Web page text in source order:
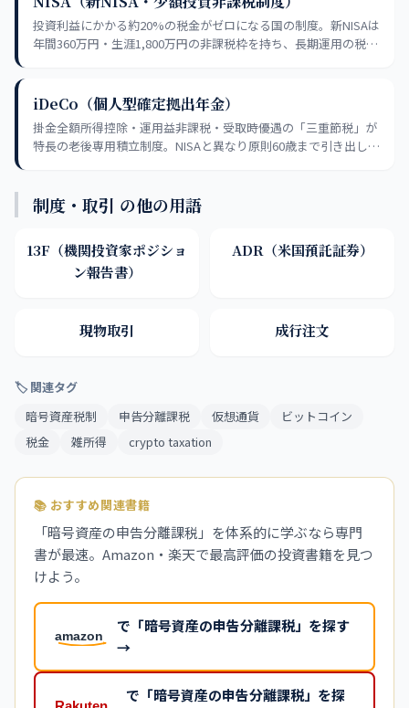
投資利益にかかる約20%の税金がゼロになる国の制度。新NISAは
年間360万円・生涯1,800万円の非課税枠を持ち、長期運用の税優
iDeCo（個人型確定拠出年金）
掛金全額所得控除・運用益非課税・受取時優遇の「三重節税」が
特長の老後専用積立制度。NISAと異なり原則60歳まで引き出し不
制度・取引 の他の用語
13F（機関投資家ポジショ
ン報告書）
ADR（米国預託証券）
現物取引 成行注文
🏷 関連タグ
暗号資産税制
申告分離課税 仮想通貨
ビットコイン
税金
雑所得 crypto taxation
📚 おすすめ関連書籍
「暗号資産の申告分離課税」を体系的に学ぶなら専門
書が最速。Amazon・楽天で最高評価の投資書籍を見つ
けよう。
で「暗号資産の申告分離課税」を探す
→
で「暗号資産の申告分離課税」を探